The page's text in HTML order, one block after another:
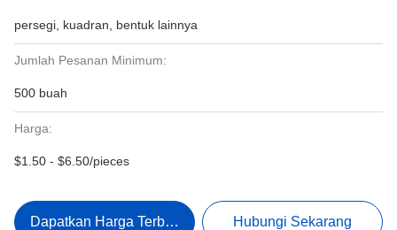
persegi, kuadran, bentuk lainnya
Jumlah Pesanan Minimum:
500 buah
Harga:
$1.50 - $6.50/pieces
Dapatkan Harga Terbaik Hubungi Sekarang